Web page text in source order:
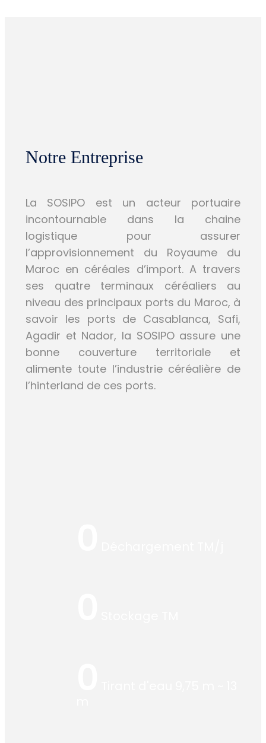
Notre Entreprise
La SOSIPO est un acteur portuaire
incontournable dans la chaine
logistique pour assurer
l’approvisionnement du Royaume du
Maroc en céréales d’import. A travers
ses quatre terminaux céréaliers au
niveau des principaux ports du Maroc, à
savoir les ports de Casablanca, Safi,
Agadir et Nador, la SOSIPO assure une
bonne couverture territoriale et
alimente toute l’industrie céréalière de
l’hinterland de ces ports.